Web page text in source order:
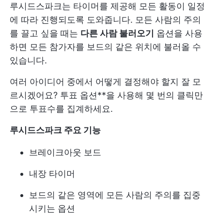
루시드스파크는 타이머를 제공해 모든 활동이 일정
에 따라 진행되도록 도와줍니다. 모든 사람의 주의
를 끌고 싶을 때는 다른 사람 불러오기 옵션을 사용
하면 모든 참가자를 보드의 같은 위치에 불러올 수
있습니다.
여러 아이디어 중에서 어떻게 결정해야 할지 잘 모
르시겠어요? 투표 옵션**을 사용해 몇 번의 클릭만
으로 투표수를 집계하세요.
루시드스파크 주요 기능
브레이크아웃 보드
내장 타이머
보드의 같은 영역에 모든 사람의 주의를 집중
시키는 옵션